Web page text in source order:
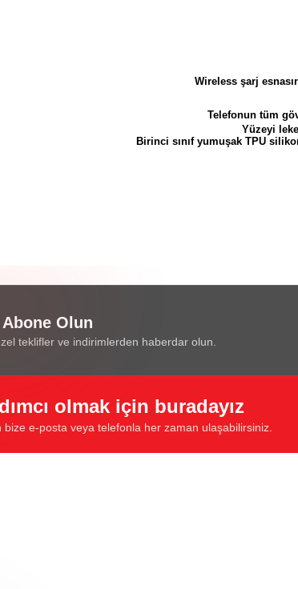
Wireless şarj
Telefonun tüm
Yüzeyi
Birinci sınıf yumuşak TPU
Olun
teklifler ve indirimlerden haberdar olun.
olmak için buradayız
bize e-posta veya telefonla her zaman ulaşabilirsiniz.